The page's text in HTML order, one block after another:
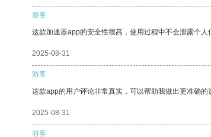
游客
这款加速器app的安全性很高，使用过程中不会泄露个
2025-08-31
游客
这款app的用户评论非常真实，可以帮助我做出更准确的
2025-08-31
游客